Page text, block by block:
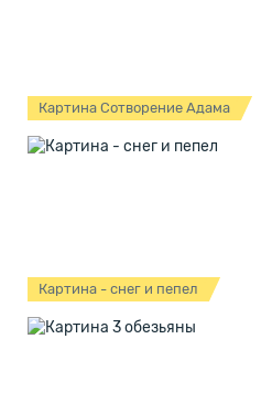
Картина Сотворение Адама
Картина - снег и пепел